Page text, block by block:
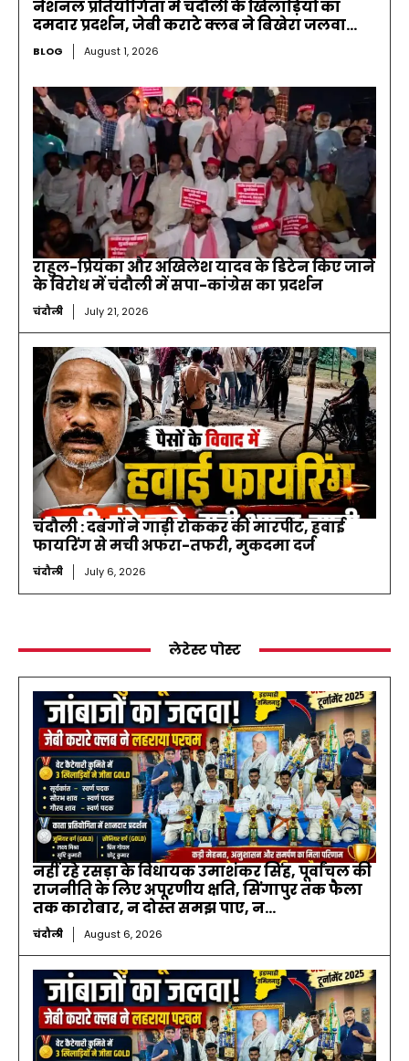
नेशनल प्रतियोगिता में चंदौली के खिलाड़ियों का
दमदार प्रदर्शन, जेबी कराटे क्लब ने बिखेरा जलवा…
BLOG August 1, 2026
राहुल-प्रियंका और अखिलेश यादव के डिटेन किए जाने
के विरोध में चंदौली में सपा-कांग्रेस का प्रदर्शन
चंदौली July 21, 2026
चंदौली : दबंगों ने गाड़ी रोककर की मारपीट, हवाई
फायरिंग से मची अफरा-तफरी, मुकदमा दर्ज
चंदौली July 6, 2026
लेटेस्ट पोस्ट
नहीं रहे रसड़ा के विधायक उमाशंकर सिंह, पूर्वांचल की
राजनीति के लिए अपूरणीय क्षति, सिंगापुर तक फैला
तक कारोबार, न दोस्त समझ पाए, न...
चंदौली August 6, 2026